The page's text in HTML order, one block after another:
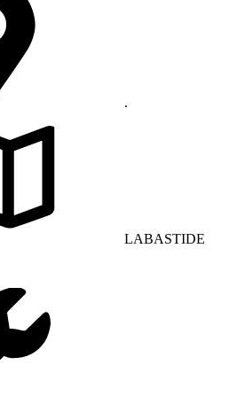
.
LABASTIDE